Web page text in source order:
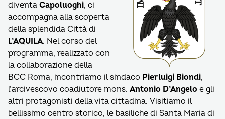
diventa Capoluoghi, ci
accompagna alla scoperta
della splendida Città di
L’AQUILA. Nel corso del
programma, realizzato con
la collaborazione della
BCC Roma, incontriamo il sindaco Pierluigi Biondi,
l’arcivescovo coadiutore mons. Antonio D’Angelo e gli
altri protagonisti della vita cittadina. Visitiamo il
bellissimo centro storico, le basiliche di Santa Maria di